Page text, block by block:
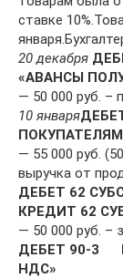
ставке
20 декабря
«АВАНСЫ
— 50 000 руб. –
10 января
— 55 000 руб.
выручка от
ДЕБЕТ 62
КРЕДИТ 62
— 50 000 руб. –
ДЕБЕТ 90-3
НДС»